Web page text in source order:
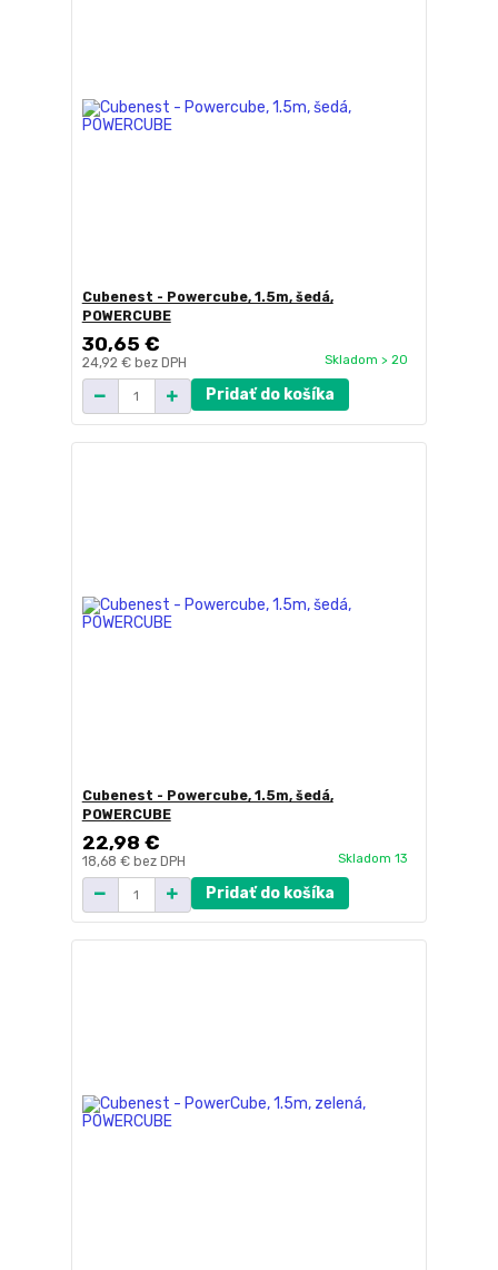
Cubenest - Powercube, 1.5m, šedá,
POWERCUBE
30,65 €
24,92 € bez DPH Skladom > 20
Pridať do košíka
Cubenest - Powercube, 1.5m, šedá,
POWERCUBE
22,98 €
18,68 € bez DPH Skladom 13
Pridať do košíka